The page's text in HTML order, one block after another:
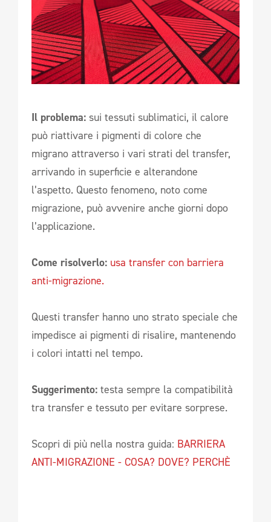
Il problema: sui tessuti sublimatici, il calore
può riattivare i pigmenti di colore che
migrano attraverso i vari strati del transfer,
arrivando in superficie e alterandone
l’aspetto. Questo fenomeno, noto come
migrazione, può avvenire anche giorni dopo
l’applicazione.
Come risolverlo: usa transfer con barriera
anti-migrazione.
Questi transfer hanno uno strato speciale che
impedisce ai pigmenti di risalire, mantenendo
i colori intatti nel tempo.
Suggerimento: testa sempre la compatibilità
tra transfer e tessuto per evitare sorprese.
Scopri di più nella nostra guida: BARRIERA
ANTI-MIGRAZIONE - COSA? DOVE? PERCHÈ